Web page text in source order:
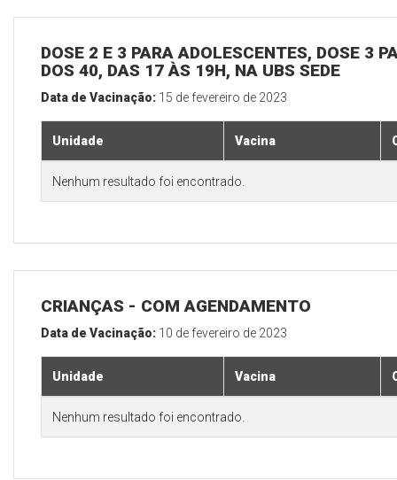
DOSE 2 E 3 PARA ADOLESCENTES, DOSE 3
DOS 40, DAS 17 ÀS 19H, NA UBS SEDE
Data de Vacinação: 15 de fevereiro de 2023
Unidade Vacina
Nenhum resultado foi encontrado.
CRIANÇAS - COM AGENDAMENTO
Data de Vacinação: 10 de fevereiro de 2023
Unidade Vacina
Nenhum resultado foi encontrado.